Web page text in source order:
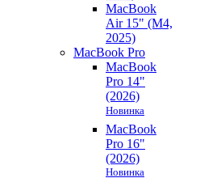
MacBook
Air 15" (M4,
2025)
MacBook Pro
MacBook
Pro 14"
(2026)
Новинка
MacBook
Pro 16"
(2026)
Новинка